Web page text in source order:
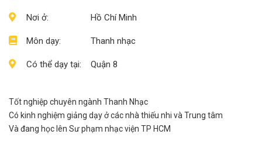
Nơi ở:
Môn dạy:
Có thể dạy tại:
Hồ Chí Minh
Thanh nhạc
Quận 8
Tốt nghiệp chuyên ngành Thanh Nhạc
Có kinh nghiệm giảng dạy ở các nhà thiếu nhi và Trung tâm
Và đang học lên Sư phạm nhạc viện TP HCM